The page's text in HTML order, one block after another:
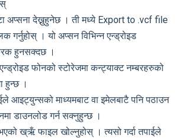
अप्सना देख्नुहुनेछ । ती मध्ये Export to .vcf file
गर्नुहोस् । यो अप्सन विभिन्न एन्ड्रोइड
हुनसक्दछ ।
एन्ड्रोइड फोनको स्टोरेजमा कन्ट्याक्ट नम्बरहरुको
हुन्छ ।
आइट्युन्सको माध्यमबाट वा इमेलबाटै पनि पठाउन
डाउनलोड गर्न सक्नुहुन्छ ।
ख्ऋँ फाइल खोल्नुहोस् । त्यसो गर्दा तपाईले